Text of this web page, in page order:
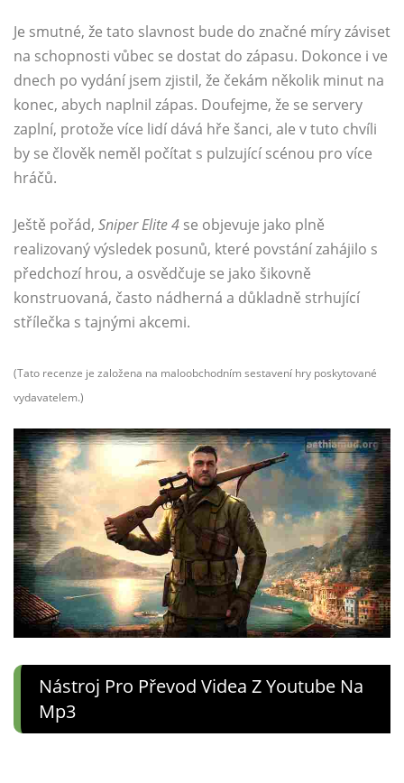
Je smutné, že tato slavnost bude do značné míry záviset
na schopnosti vůbec se dostat do zápasu. Dokonce i ve
dnech po vydání jsem zjistil, že čekám několik minut na
konec, abych naplnil zápas. Doufejme, že se servery
zaplní, protože více lidí dává hře šanci, ale v tuto chvíli
by se člověk neměl počítat s pulzující scénou pro více
hráčů.
Ještě pořád, Sniper Elite 4 se objevuje jako plně
realizovaný výsledek posunů, které povstání zahájilo s
předchozí hrou, a osvědčuje se jako šikovně
konstruovaná, často nádherná a důkladně strhující
střílečka s tajnými akcemi.
(Tato recenze je založena na maloobchodním sestavení hry poskytované
vydavatelem.)
Nástroj Pro Převod Videa Z Youtube Na
Mp3